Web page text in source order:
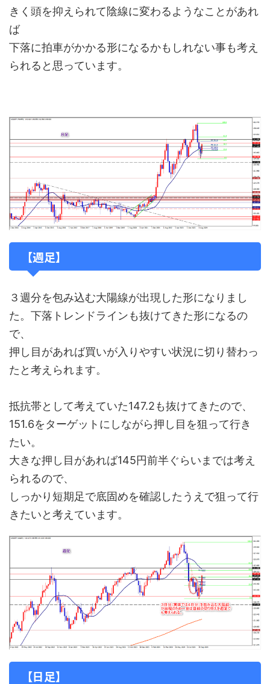
きく頭を抑えられて陰線に変わるようなことがあれ
ば
下落に拍車がかかる形になるかもしれない事も考え
られると思っています。
【週足】
３週分を包み込む大陽線が出現した形になりまし
た。下落トレンドラインも抜けてきた形になるの
で、
押し目があれば買いが入りやすい状況に切り替わっ
たと考えられます。
抵抗帯として考えていた147.2も抜けてきたので、
151.6をターゲットにしながら押し目を狙って行き
たい。
大きな押し目があれば145円前半ぐらいまでは考え
られるので、
しっかり短期足で底固めを確認したうえで狙って行
きたいと考えています。
【日足】